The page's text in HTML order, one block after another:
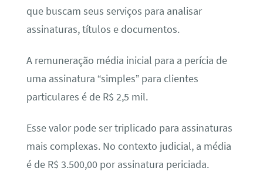
que buscam seus serviços para analisar
assinaturas, títulos e documentos.
A remuneração média inicial para a perícia de
uma assinatura “simples” para clientes
particulares é de R$ 2,5 mil.
Esse valor pode ser triplicado para assinaturas
mais complexas. No contexto judicial, a média
é de R$ 3.500,00 por assinatura periciada.